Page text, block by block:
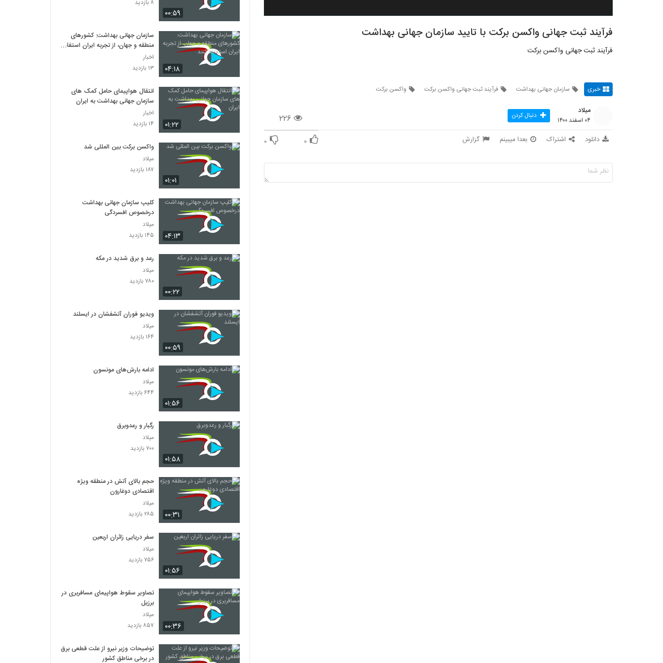
فرآیند ثبت جهانی واکسن برکت با تایید سازمان جهانی بهداشت
فرآیند ثبت جهانی واکسن برکت
خبری سازمان جهانی بهداشت فرآیند ثبت جهانی واکسن برکت واکسن برکت
۲۲۶
میلاد
۰۴ اسفند ۱۴۰۰ دنبال کردن
دانلود اشتراک بعدا میبینم گزارش ۰ ۰
۰۰:۵۹
۸ بازدید
۰۴:۱۸
سازمان جهانی بهداشت: کشورهای
منطقه و جهان، از تجربه ایران استفاده
کنند
اخبار
۱۳ بازدید
۰۱:۲۲
انتقال هواپیمای حامل کمک‌ های
سازمان جهانی بهداشت به ایران
اخبار
۱۴ بازدید
۰۱:۰۱
واکسن برکت بین المللی شد
میلاد
۱۸۷ بازدید
۰۴:۱۳
کلیپ سازمان جهانی بهداشت
درخصوص افسردگی
میلاد
۱۴۵ بازدید
۰۰:۲۲
رعد و برق شدید در مکه
میلاد
۷۸۰ بازدید
۰۰:۵۹
ویدیو فوران آتشفشان در ایسلند
میلاد
۱۶۴ بازدید
۰۱:۵۶
ادامه بارش‌های مونسون
میلاد
۶۴۴ بازدید
۰۱:۵۸
رگبار و رعدوبرق
میلاد
۷۰۰ بازدید
۰۰:۳۱
حجم بالای آتش در منطقه ویژه
اقتصادی دوغارون
میلاد
۲۸۵ بازدید
۰۱:۵۶
سفر دریایی زائران اربعین
میلاد
۷۵۶ بازدید
۰۰:۳۶
تصاویر سقوط هواپیمای مسافربری در
برزیل
میلاد
۸۵۷ بازدید
توضیحات وزیر نیرو از علت قطعی برق
در برخی مناطق کشور